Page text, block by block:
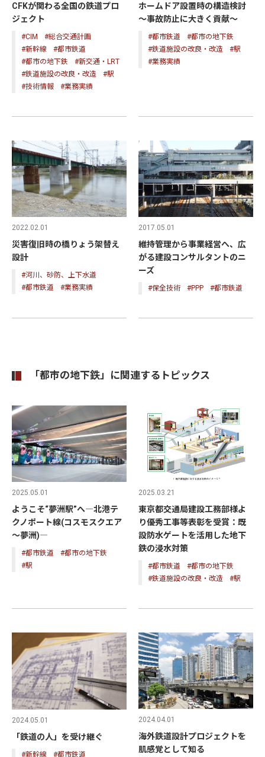
CFKが関わる全国の鉄道プロ
ジェクト
#CIM
#総合交通計画
#新幹線
#都市鉄道
#都市の地下鉄
#新交通・LRT
#鉄道施設の改良・改造
#駅
#技術情報
#業務実績
ホームドア設置時の構造検討
～事故防止に大きく貢献～
#都市鉄道
#都市の地下鉄
#鉄道施設の改良・改造
#駅
#業務実績
2022.02.01
災害復旧時の橋りょう架替え
設計
#河川、砂防、上下水道
#都市鉄道
#業務実績
2017.05.01
維持管理から事業経営へ、広
がる建設コンサルタントのニ
ーズ
#保全技術 #PPP #都市鉄道
「都市の地下鉄」に関連するトピックス
2025.05.01
ようこそ“夢洲駅”へ―北港テ
クノポート線(コスモスクエア
～夢洲)―
#都市鉄道
#都市の地下鉄
#駅
2025.03.21
東京都交通局建設工務部様よ
り優秀工事等表彰を受賞：既
設防水ゲートを活用した地下
鉄の浸水対策
#都市鉄道
#都市の地下鉄
#鉄道施設の改良・改造
#駅
2024.05.01
「鉄道の人」を受け継ぐ
#新幹線 #都市鉄道
2024.04.01
海外鉄道設計プロジェクトを
肌感覚として知る